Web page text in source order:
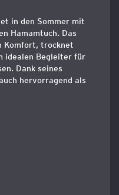
in den Sommer mit
Hamamtuch. Das
Komfort, trocknet
idealen Begleiter für
Dank seines
hervorragend als